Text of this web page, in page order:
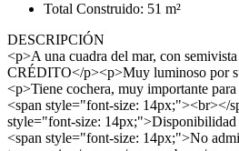
Total Construido: 51 m²
DESCRIPCIÓN
<p>A una cuadra del mar, con
CRÉDITO</p><p>Muy luminoso por
<p>Tiene cochera, muy importante
<span style="font-size: 14px;"><br></
style="font-size: 14px;">Disponibilidad
<span style="font-size: 14px;">No